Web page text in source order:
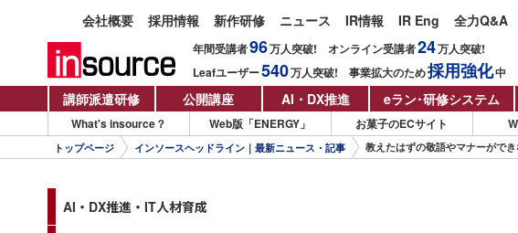
会社概要 採用情報 新作研修 ニュース IR情報 IR Eng 全力Q&A
年間受講者96万人突破! オンライン受講者24万人突破!
Leafユーザー540万人突破! 事業拡大のため採用強化中
講師派遣研修
公開講座 AI・DX推進 eラン・研修システム
What's insource？ Web版「ENERGY」 お菓子のECサイト
トップページ インソースヘッドライン｜最新ニュース・記事 教えたはずの敬語やマナーがで
AI・DX推進・IT人材育成